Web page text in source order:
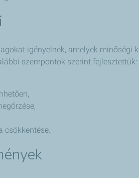
igényelnek, amelyek
szempontok szerint fejlesztettük: